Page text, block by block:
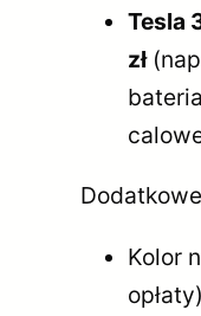
Tesla
zł
Kolor